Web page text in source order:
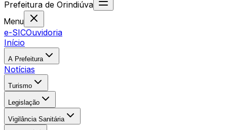
Prefeitura de Orindiúva
Menu
e-SICOuvidoria
Início
A Prefeitura
Notícias
Turismo
Legislação
Vigilância Sanitária